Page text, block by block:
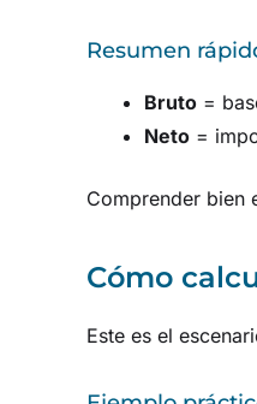
Resumen
Bruto =
Neto =
Comprender bien
Cómo
Este es el